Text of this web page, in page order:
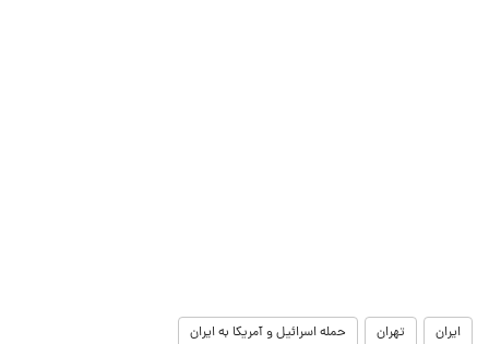
ایران تهران حمله اسرائیل و آمریکا به ایران